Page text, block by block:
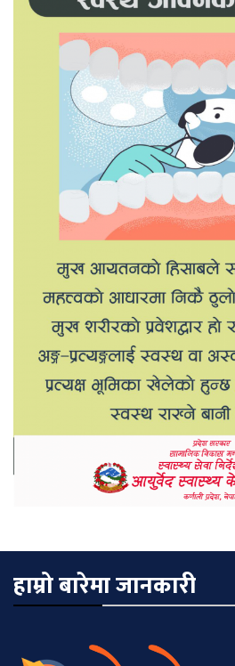
हाम्रो बारेमा जानकारी